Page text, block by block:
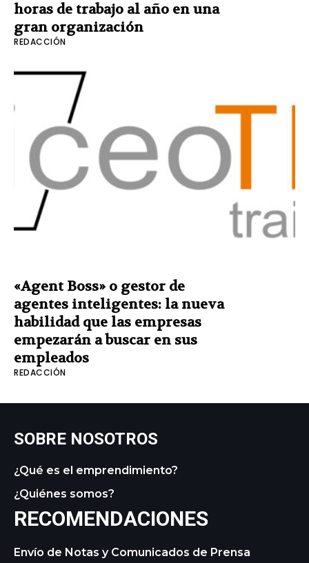
horas de trabajo al año en una
gran organización
REDACCIÓN
«Agent Boss» o gestor de
agentes inteligentes: la nueva
habilidad que las empresas
empezarán a buscar en sus
empleados
REDACCIÓN
SOBRE NOSOTROS
¿Qué es el emprendimiento?
¿Quiénes somos?
RECOMENDACIONES
Envío de Notas y Comunicados de Prensa